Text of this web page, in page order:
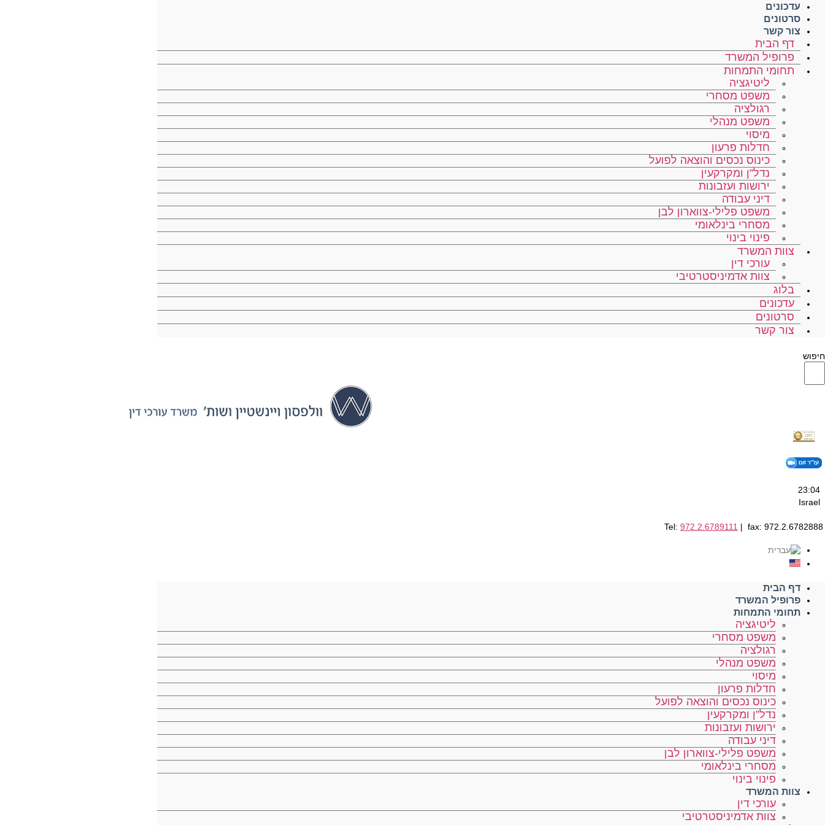
עדכונים
סרטונים
צור קשר
דף הבית
פרופיל המשרד
תחומי התמחות
ליטיגציה
משפט מסחרי
רגולציה
משפט מנהלי
מיסוי
חדלות פרעון
כינוס נכסים והוצאה לפועל
נדל”ן ומקרקעין
ירושות ועזבונות
דיני עבודה
משפט פלילי-צווארון לבן
מסחרי בינלאומי
פינוי בינוי
צוות המשרד
עורכי דין
צוות אדמיניסטרטיבי
בלוג
עדכונים
סרטונים
צור קשר
חיפוש
23:04
Israel
Tel: 972.2.6789111 | fax: 972.2.6782888
דף הבית
פרופיל המשרד
תחומי התמחות
ליטיגציה
משפט מסחרי
רגולציה
משפט מנהלי
מיסוי
חדלות פרעון
כינוס נכסים והוצאה לפועל
נדל”ן ומקרקעין
ירושות ועזבונות
דיני עבודה
משפט פלילי-צווארון לבן
מסחרי בינלאומי
פינוי בינוי
צוות המשרד
עורכי דין
צוות אדמיניסטרטיבי